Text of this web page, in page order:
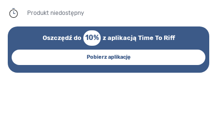
Produkt niedostępny
Oszczędź do 10% z aplikacją Time To Riff
Pobierz aplikację